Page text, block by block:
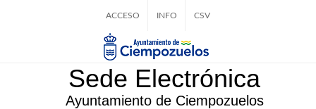
ACCESO INFO CSV
Sede Electrónica
Ayuntamiento de Ciempozuelos